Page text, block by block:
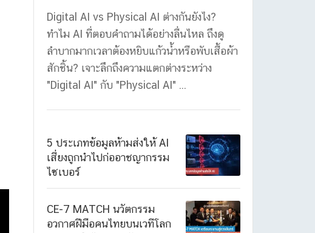
Digital AI vs Physical AI ต่างกันยังไง?
ทำไม AI ที่ตอบคำถามได้อย่างลื่นไหล ถึงดู
ลำบากมากเวลาต้องหยิบแก้วน้ำหรือพับเสื้อผ้า
สักชิ้น? เจาะลึกถึงความแตกต่างระหว่าง
"Digital AI" กับ "Physical AI" ...
5 ประเภทข้อมูลห้ามส่งให้ AI
เสี่ยงถูกนำไปก่ออาชญากรรม
ไซเบอร์
CE-7 MATCH นวัตกรรม
อวกาศฝีมือคนไทยบนเวทีโลก